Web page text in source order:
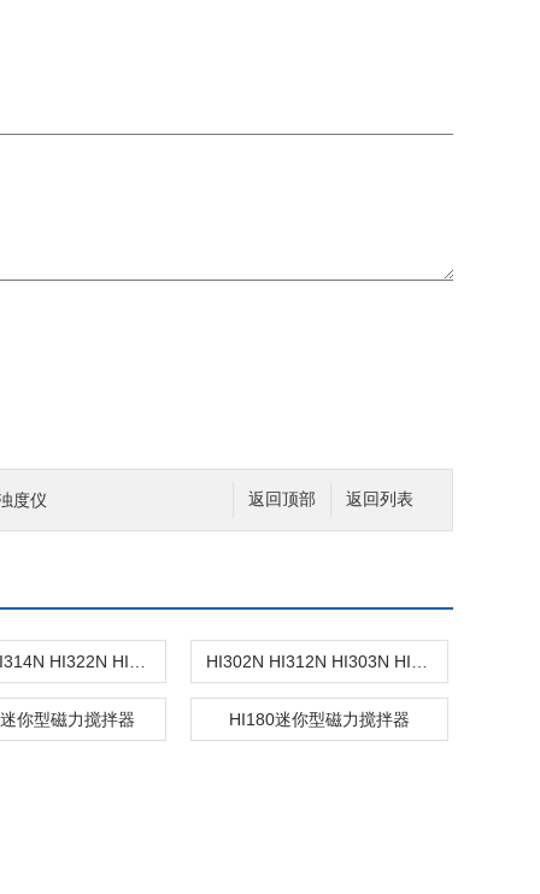
返回列表
返回顶部
度仪
你型磁力搅拌器 HI180迷你型磁力搅拌器